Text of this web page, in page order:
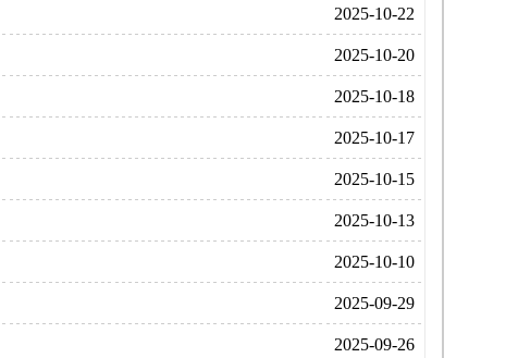
2025-10-22
2025-10-20
2025-10-18
2025-10-17
2025-10-15
2025-10-13
2025-10-10
2025-09-29
2025-09-26